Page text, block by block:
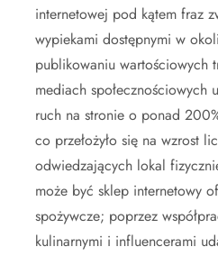
internetowej pod kątem fraz
wypiekami dostępnymi w
publikowaniu wartościowych
mediach społecznościowych
ruch na stronie o ponad
co przełożyło się na wzrost
odwiedzających lokal
może być sklep internetowy
spożywcze; poprzez
kulinarnymi i influencerami